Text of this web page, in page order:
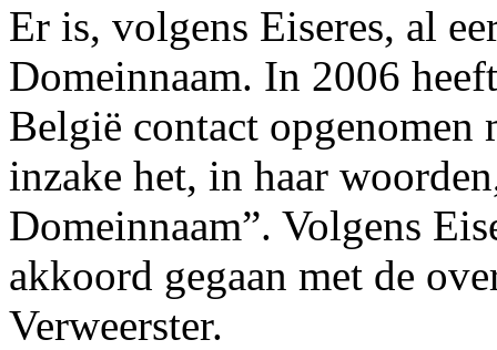
Er is, volgens Eiseres, al
Domeinnaam. In 2006
België contact opgenomen
inzake het, in haar
Domeinnaam”. Volgens
akkoord gegaan met de
Verweerster.